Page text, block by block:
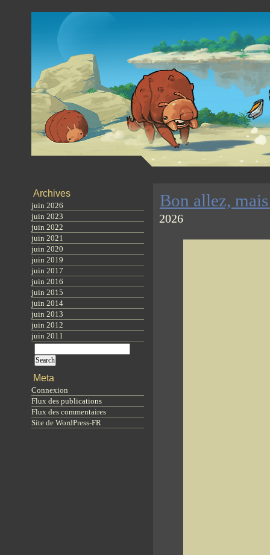
Bon allez,
2026
Archives
juin 2026
juin 2023
juin 2022
juin 2021
juin 2020
juin 2019
juin 2017
juin 2016
juin 2015
juin 2014
juin 2013
juin 2012
juin 2011
Meta
Connexion
Flux des publications
Flux des commentaires
Site de WordPress-FR